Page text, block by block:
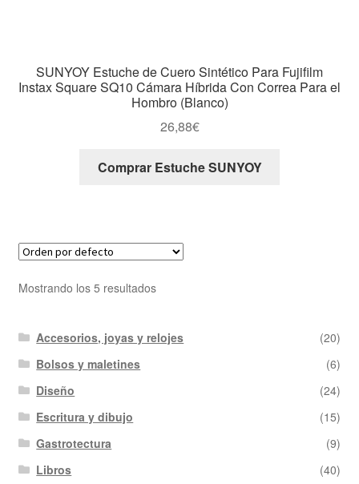
SUNYOY Estuche de Cuero Sintético Para Fujifilm
Instax Square SQ10 Cámara Híbrida Con Correa Para el
Hombro (Blanco)
26,88€
Comprar Estuche SUNYOY
Mostrando los 5 resultados
Accesorios, joyas y relojes
(20)
Bolsos y maletines
(6)
Diseño
(24)
Escritura y dibujo
(15)
Gastrotectura
(9)
Libros
(40)